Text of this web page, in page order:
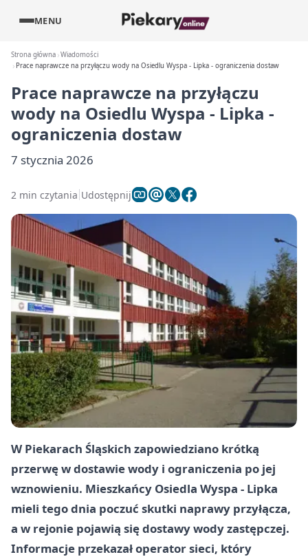
MENU
Strona główna Wiadomości
Prace naprawcze na przyłączu wody na Osiedlu Wyspa - Lipka - ograniczenia dostaw
Prace naprawcze na przyłączu
wody na Osiedlu Wyspa - Lipka -
ograniczenia dostaw
7 stycznia 2026
2 min czytania Udostępnij
W Piekarach Śląskich zapowiedziano krótką
przerwę w dostawie wody i ograniczenia po jej
wznowieniu. Mieszkańcy Osiedla Wyspa - Lipka
mieli tego dnia poczuć skutki naprawy przyłącza,
a w rejonie pojawią się dostawy wody zastępczej.
Informacje przekazał operator sieci, który